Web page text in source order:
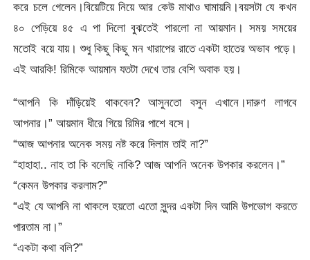
করে চলে গেলেন।বিয়েটিয়ে নিয়ে আর কেউ মাথাও ঘামায়নি।বয়সটা যে কখন
৪০ পেড়িয়ে ৪৫ এ পা দিলো বুঝতেই পারলো না আয়মান। সময় সময়ের
মতোই বয়ে যায়। শুধু কিছু কিছু মন খারাপের রাতে একটা হাতের অভাব পড়ে।
এই আরকি! রিমিকে আয়মান যতটা দেখে তার বেশি অবাক হয়।
“আপনি কি দাঁড়িয়েই থাকবেন? আসুনতো বসুন এখানে।দারুণ লাগবে
আপনার।” আয়মান ধীরে গিয়ে রিমির পাশে বসে।
“আজ আপনার অনেক সময় নষ্ট করে দিলাম তাই না?”
“হাহাহা.. নাহ তা কি বলেছি নাকি? আজ আপনি অনেক উপকার করলেন।”
“কেমন উপকার করলাম?”
“এই যে আপনি না থাকলে হয়তো এতো সুন্দর একটা দিন আমি উপভোগ করতে
পারতাম না।”
“একটা কথা বলি?”